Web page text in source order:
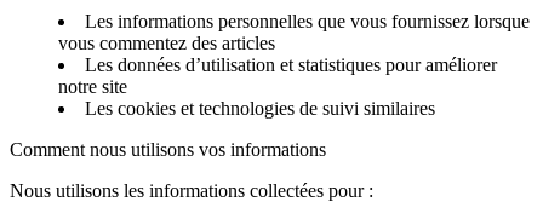
Les informations personnelles que vous fournissez lorsque
vous commentez des articles
Les données d’utilisation et statistiques pour améliorer
notre site
Les cookies et technologies de suivi similaires
Comment nous utilisons vos informations
Nous utilisons les informations collectées pour :